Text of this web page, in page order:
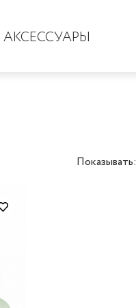
АКСЕССУАРЫ
Показывать: